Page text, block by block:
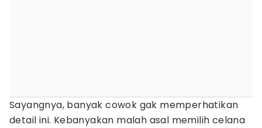
Sayangnya, banyak cowok gak memperhatikan
detail ini. Kebanyakan malah asal memilih celana